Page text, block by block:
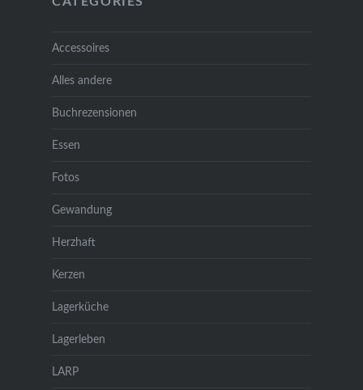
Accessoires
Alles andere
Buchrezensionen
Essen
Fotos
Gewandung
Herzhaft
Kerzen
Lagerküche
Lagerleben
LARP